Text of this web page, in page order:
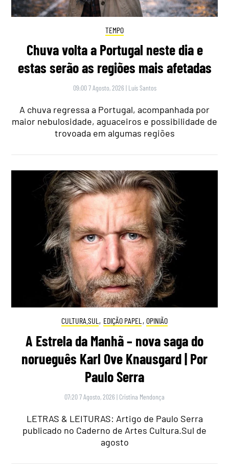
TEMPO
Chuva volta a Portugal neste dia e
estas serão as regiões mais afetadas
09:00 7 Agosto, 2026 | Luís Santos
A chuva regressa a Portugal, acompanhada por
maior nebulosidade, aguaceiros e possibilidade de
trovoada em algumas regiões
CULTURA.SUL , EDIÇÃO PAPEL , OPINIÃO
A Estrela da Manhã – nova saga do
norueguês Karl Ove Knausgard | Por
Paulo Serra
07:20 7 Agosto, 2026 | Cristina Mendonça
LETRAS & LEITURAS: Artigo de Paulo Serra
publicado no Caderno de Artes Cultura.Sul de
agosto